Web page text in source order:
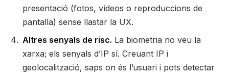
presentació (fotos, vídeos o reproduccions de
pantalla) sense llastar la UX.
Altres senyals de risc. La biometria no veu la
xarxa; els senyals d’IP sí. Creuant IP i
geolocalització, saps on és l’usuari i pots detectar